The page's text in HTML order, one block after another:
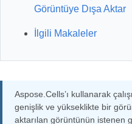
Görüntüye Dışa Aktar
İlgili Makaleler
Aspose.Cells’ı kullanarak
genişlik ve yükseklikte bir
aktarılan görüntünün istenen